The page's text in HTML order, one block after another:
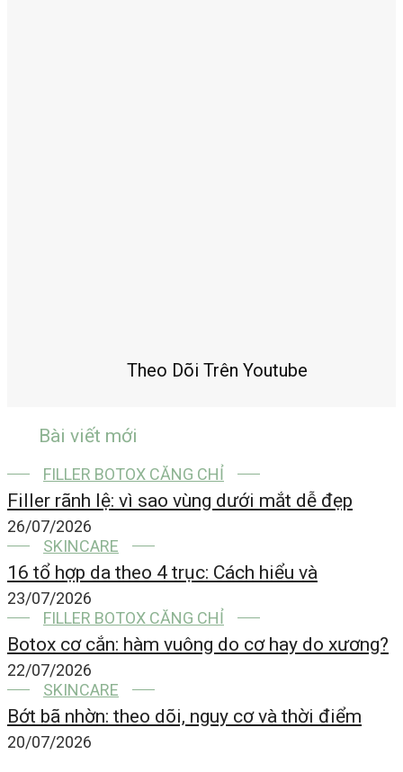
Theo Dõi Trên Youtube
Bài viết mới
FILLER BOTOX CĂNG CHỈ
Filler rãnh lệ: vì sao vùng dưới mắt dễ đẹp
26/07/2026
SKINCARE
16 tổ hợp da theo 4 trục: Cách hiểu và
23/07/2026
FILLER BOTOX CĂNG CHỈ
Botox cơ cắn: hàm vuông do cơ hay do xương?
22/07/2026
SKINCARE
Bớt bã nhờn: theo dõi, nguy cơ và thời điểm
20/07/2026